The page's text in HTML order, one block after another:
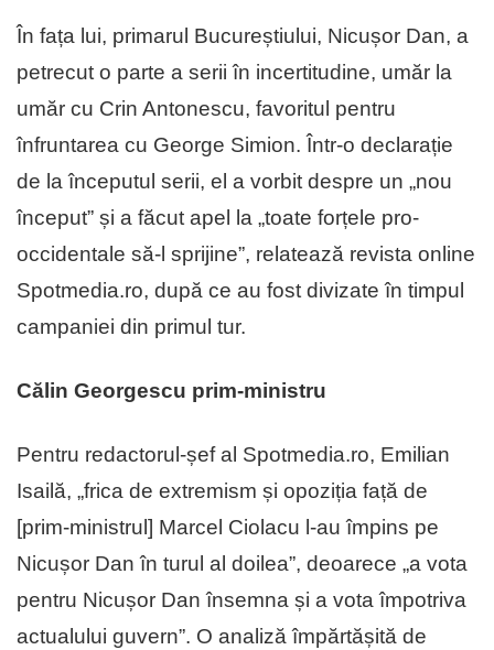
În fața lui, primarul Bucureștiului, Nicușor Dan, a
petrecut o parte a serii în incertitudine, umăr la
umăr cu Crin Antonescu, favoritul pentru
înfruntarea cu George Simion. Într-o declarație
de la începutul serii, el a vorbit despre un „nou
început” și a făcut apel la „toate forțele pro-
occidentale să-l sprijine”, relatează revista online
Spotmedia.ro, după ce au fost divizate în timpul
campaniei din primul tur.
Călin Georgescu prim-ministru
Pentru redactorul-șef al Spotmedia.ro, Emilian
Isailă, „frica de extremism și opoziția față de
[prim-ministrul] Marcel Ciolacu l-au împins pe
Nicușor Dan în turul al doilea”, deoarece „a vota
pentru Nicușor Dan însemna și a vota împotriva
actualului guvern”. O analiză împărtășită de